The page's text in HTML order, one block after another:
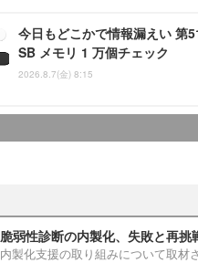
今日もどこかで情報漏えい 第
SB メモリ 1 万個チェック
2026.8.7(金) 8:15
脆弱性診断の内製化、失敗と再挑
内製化支援の取り組みについて取材